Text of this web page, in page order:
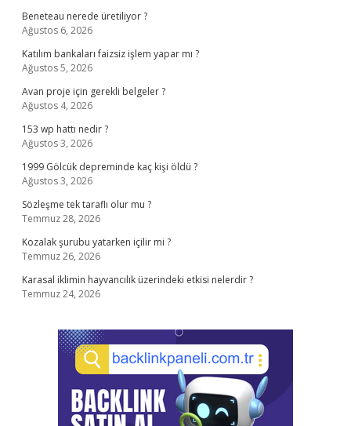
Beneteau nerede üretiliyor ?
Ağustos 6, 2026
Katılım bankaları faizsiz işlem yapar mı ?
Ağustos 5, 2026
Avan proje için gerekli belgeler ?
Ağustos 4, 2026
153 wp hattı nedir ?
Ağustos 3, 2026
1999 Gölcük depreminde kaç kişi öldü ?
Ağustos 3, 2026
Sözleşme tek taraflı olur mu ?
Temmuz 28, 2026
Kozalak şurubu yatarken içilir mi ?
Temmuz 26, 2026
Karasal iklimin hayvancılık üzerindeki etkisi nelerdir ?
Temmuz 24, 2026